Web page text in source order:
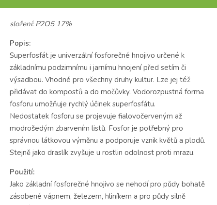
složení: P2O5 17%
Popis:
Superfosfát je univerzální fosforečné hnojivo určené k
základnímu podzimnímu i jarnímu hnojení před setím či
výsadbou. Vhodné pro všechny druhy kultur. Lze jej též
přidávat do kompostů a do močůvky. Vodorozpustná forma
fosforu umožňuje rychlý účinek superfosfátu.
Nedostatek fosforu se projevuje fialovočerveným až
modrošedým zbarvením listů. Fosfor je potřebný pro
správnou látkovou výměnu a podporuje vznik květů a plodů.
Stejně jako draslík zvyšuje u rostlin odolnost proti mrazu.
Použití:
Jako základní fosforečné hnojivo se nehodí pro půdy bohatě
zásobené vápnem, železem, hliníkem a pro půdy silně